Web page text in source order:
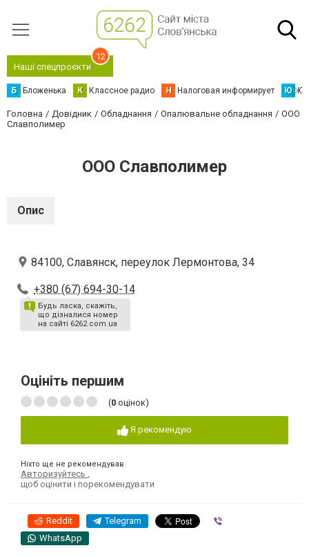
Наші спецпроєкти
12
Б Бложенька К Классное радио Н Налоговая информирует Ю
Головна Довідник Обладнання Опалювальне обладнання
ООО
Славполимер
ООО Славполимер
Опис
84100, Славянск, переулок Лермонтова, 34
+380 (67) 694-30-14
Будь ласка, скажіть,
що дізналися номер
на сайті 6262.com.ua
Оцініть першим
(0 оцінок)
Я рекомендую
Ніхто ще не рекомендував
Авторизуйтесь
щоб оцінити і порекомендувати
Reddit Telegram
WhatsApp